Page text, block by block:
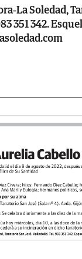
La Soledad,
351 342.